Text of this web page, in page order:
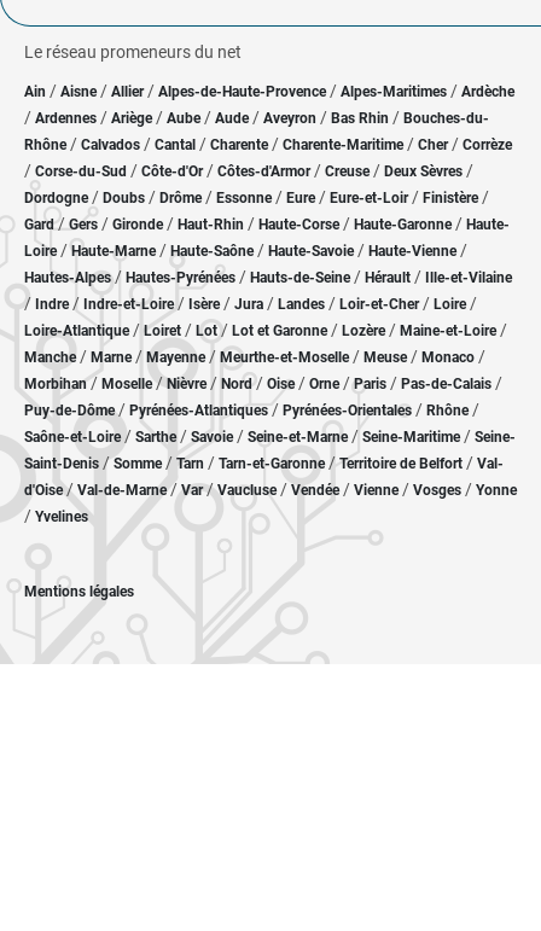
Le réseau promeneurs du net
Ain / Aisne/ Allier/ Alpes-de-Haute-Provence / Alpes-Maritimes / Ardèche
/ Ardennes / Ariège/ Aube/ Aude / Aveyron / Bas Rhin / Bouches-du-
Rhône/ Calvados / Cantal / Charente / Charente-Maritime/ Cher / Corrèze
/ Corse-du-Sud / Côte-d'Or / Côtes-d'Armor/ Creuse/ Deux Sèvres /
Dordogne/ Doubs / Drôme/ Essonne / Eure/ Eure-et-Loir / Finistère/
Gard/Gers / Gironde/ Haut-Rhin / Haute-Corse/ Haute-Garonne/ Haute-
Loire/Haute-Marne/ Haute-Saône/ Haute-Savoie/ Haute-Vienne/
Hautes-Alpes/ Hautes-Pyrénées / Hauts-de-Seine/ Hérault / Ille-et-Vilaine
/ Indre/ Indre-et-Loire/ Isère/ Jura / Landes / Loir-et-Cher/ Loire/
Loire-Atlantique/ Loiret / Lot/ Lot et Garonne/ Lozère / Maine-et-Loire/
Manche/ Marne/ Mayenne/ Meurthe-et-Moselle/ Meuse/ Monaco /
Morbihan/ Moselle/ Nièvre / Nord/ Oise / Orne/Paris / Pas-de-Calais /
Puy-de-Dôme/ Pyrénées-Atlantiques / Pyrénées-Orientales / Rhône/
Saône-et-Loire/ Sarthe/ Savoie/ Seine-et-Marne/ Seine-Maritime/ Seine-
Saint-Denis /Somme/ Tarn / Tarn-et-Garonne/Territoire de Belfort / Val-
d'Oise/ Val-de-Marne/Var/Vaucluse/ Vendée/ Vienne/ Vosges / Yonne
/ Yvelines
Mentions légales